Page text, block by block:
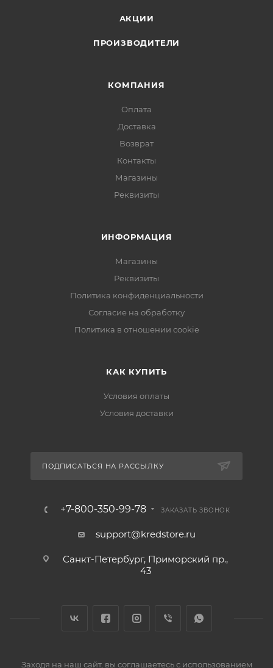
АКЦИИ
ПРОИЗВОДИТЕЛИ
КОМПАНИЯ
Оплата
Доставка
Возврат
Контакты
Магазины
Реквизиты
ИНФОРМАЦИЯ
Магазины
Реквизиты
Политика конфиденциальности
Согласие на обработку
Политика в отношении cookie
КАК КУПИТЬ
Условия оплаты
Условия доставки
ПОДПИСАТЬСЯ НА РАССЫЛКУ
+7-800-350-99-78 ЗАКАЗАТЬ ЗВОНОК
support@kredstore.ru
Санкт-Петербург, Приморский пр.,
43
Заходя на наш сайт, вы соглашаетесь с использованием